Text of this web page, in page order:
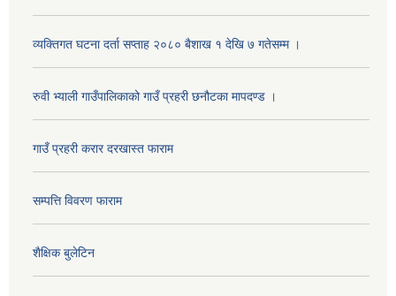
व्यक्तिगत घटना दर्ता सप्ताह २०८० बैशाख १ देखि ७ गतेसम्म ।
रुवी भ्याली गाउँपालिकाको गाउँ प्रहरी छनौटका मापदण्ड ।
गाउँ प्रहरी करार दरखास्त फाराम
सम्पत्ति विवरण फाराम
शैक्षिक बुलेटिन